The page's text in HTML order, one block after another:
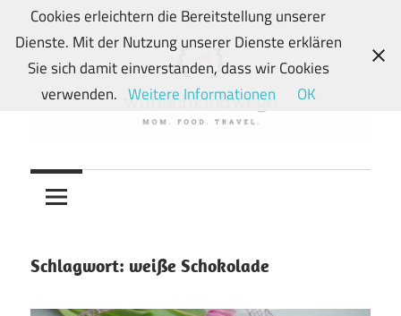
Zum
Inhalt
springen
wunschkindwege
Wunschkindern
und
Mein
Schlagwort: weiße Schokolade
Cookies erleichtern die Bereitstellung unserer
Dienste. Mit der Nutzung unserer Dienste erklären
Sie sich damit einverstanden, dass wir Cookies
verwenden. Weitere Informationen OK